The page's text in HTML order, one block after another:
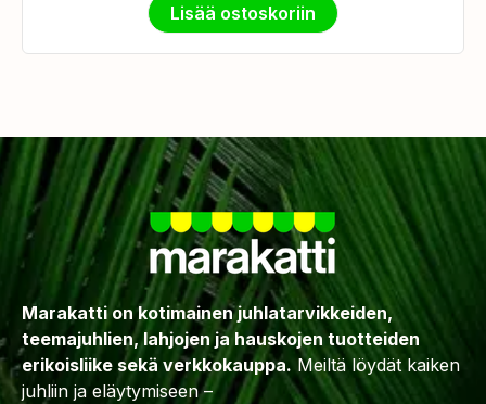
Lisää ostoskoriin
Marakatti on kotimainen juhlatarvikkeiden,
teemajuhlien, lahjojen ja hauskojen tuotteiden
erikoisliike sekä verkkokauppa. Meiltä löydät kaiken
juhliin ja eläytymiseen –